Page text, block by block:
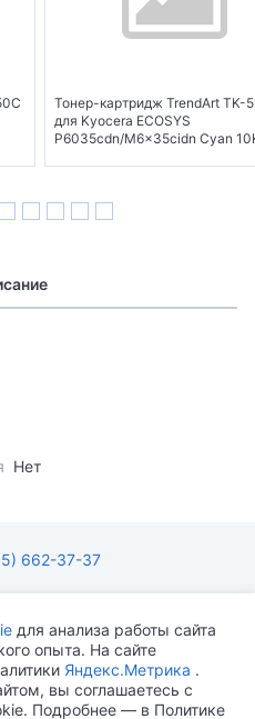
Тонер-картридж TrendArt TK-
для Kyocera ECOSYS
P6035cdn/M6x35cidn Cyan
Нет
662-37-37
СБ-ВС ВЫХОДНОЙ
для анализа работы сайта
опыта. На сайте
Яндекс.Метрика .
вы соглашаетесь с
Подробнее — в Политике